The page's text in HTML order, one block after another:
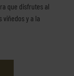
que disfrutes al
viñedos y a la